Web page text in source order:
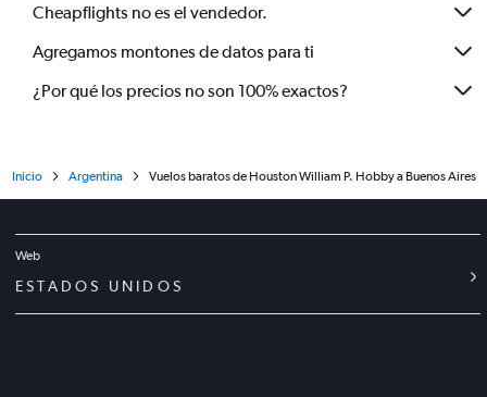
Cheapflights no es el vendedor.
Agregamos montones de datos para ti
¿Por qué los precios no son 100% exactos?
Inicio Argentina Vuelos baratos de Houston William P. Hobby a Buenos Aires
Web
ESTADOS UNIDOS